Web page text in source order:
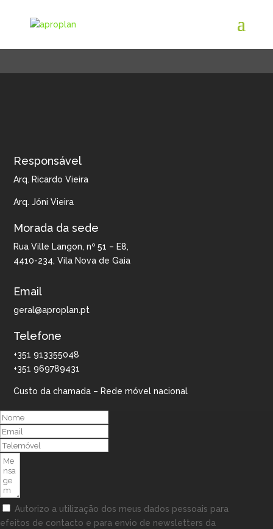
Responsável
Arq. Ricardo Vieira
Arq. Jóni Vieira
Morada da sede
Rua Ville Langon, nº 51 – E8,
4410-234, Vila Nova de Gaia
Email
geral@aproplan.pt
Telefone
+351 913355048
+351 969789431
Custo da chamada – Rede móvel nacional
Autorizo a utilização dos meus dados pessoais para
efeitos de contacto e para envio de newsletters da